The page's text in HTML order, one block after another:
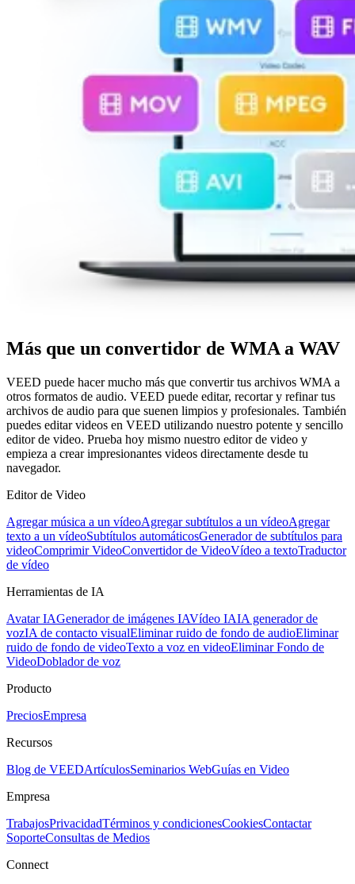
Más que un convertidor de WMA a WAV
VEED puede hacer mucho más que convertir tus archivos WMA a
otros formatos de audio. VEED puede editar, recortar y refinar tus
archivos de audio para que suenen limpios y profesionales. También
puedes editar videos en VEED utilizando nuestro potente y sencillo
editor de video. Prueba hoy mismo nuestro editor de video y
empieza a crear impresionantes videos directamente desde tu
navegador.
Editor de Video
Agregar música a un vídeoAgregar subtítulos a un vídeoAgregar
texto a un vídeoSubtítulos automáticosGenerador de subtítulos para
videoComprimir VideoConvertidor de VideoVídeo a textoTraductor
de vídeo
Herramientas de IA
Avatar IAGenerador de imágenes IAVídeo IAIA generador de
vozIA de contacto visualEliminar ruido de fondo de audioEliminar
ruido de fondo de videoTexto a voz en videoEliminar Fondo de
VideoDoblador de voz
Producto
PreciosEmpresa
Recursos
Blog de VEEDArtículosSeminarios WebGuías en Video
Empresa
TrabajosPrivacidadTérminos y condicionesCookiesContactar
SoporteConsultas de Medios
Connect